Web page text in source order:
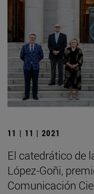
11 | 11 | 2021
El catedrático de
López-Goñi,
Comunicación